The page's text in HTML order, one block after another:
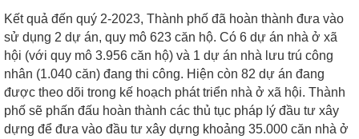
Kết quả đến quý 2-2023, Thành phố đã hoàn thành đưa vào
sử dụng 2 dự án, quy mô 623 căn hộ. Có 6 dự án nhà ở xã
hội (với quy mô 3.956 căn hộ) và 1 dự án nhà lưu trú công
nhân (1.040 căn) đang thi công. Hiện còn 82 dự án đang
được theo dõi trong kế hoạch phát triển nhà ở xã hội. Thành
phố sẽ phấn đấu hoàn thành các thủ tục pháp lý đầu tư xây
dựng để đưa vào đầu tư xây dựng khoảng 35.000 căn nhà ở